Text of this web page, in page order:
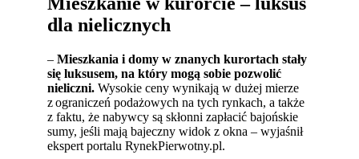
dla nielicznych
–Mieszkania i domy w znanych kurortach stały
się luksusem, na który mogą sobie pozwolić
nieliczni. Wysokie ceny wynikają w dużej mierze
z ograniczeń podażowych na tych rynkach, a także
z faktu, że nabywcy są skłonni zapłacić bajońskie
sumy, jeśli mają bajeczny widok z okna – wyjaśnił
ekspert portalu RynekPierwotny.pl.